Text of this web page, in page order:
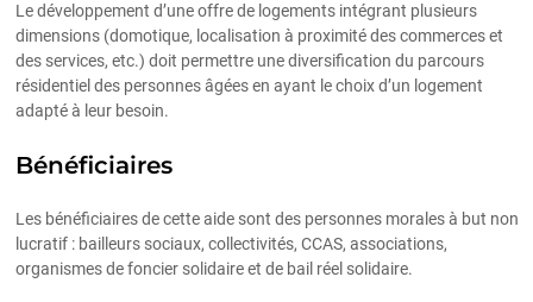
Le développement d’une offre de logements intégrant plusieurs
dimensions (domotique, localisation à proximité des commerces et
des services, etc.) doit permettre une diversification du parcours
résidentiel des personnes âgées en ayant le choix d’un logement
adapté à leur besoin.
Bénéficiaires
Les bénéficiaires de cette aide sont des personnes morales à but non
lucratif : bailleurs sociaux, collectivités, CCAS, associations,
organismes de foncier solidaire et de bail réel solidaire.